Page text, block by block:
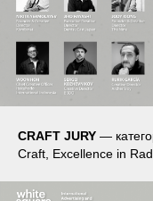
CRAFT JURY —
Craft, Excellence in